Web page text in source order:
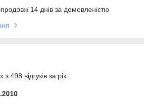
14 днів за домовленістю
498 відгуків за рік